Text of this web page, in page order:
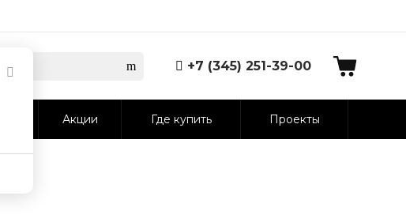
+7 (345) 251-39-00
Акции Где купить Проекты